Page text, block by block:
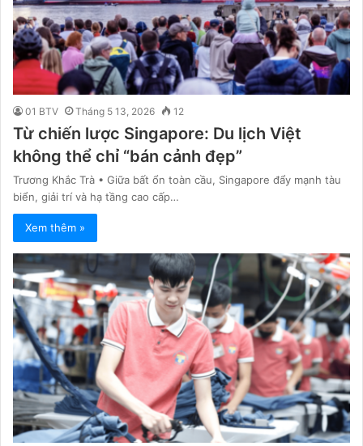
01 BTV Tháng 5 13, 2026 12
Từ chiến lược Singapore: Du lịch Việt
không thể chỉ “bán cảnh đẹp”
Trương Khắc Trà • Giữa bất ổn toàn cầu, Singapore đẩy mạnh tàu
biển, giải trí và hạ tầng cao cấp…
Xem thêm »